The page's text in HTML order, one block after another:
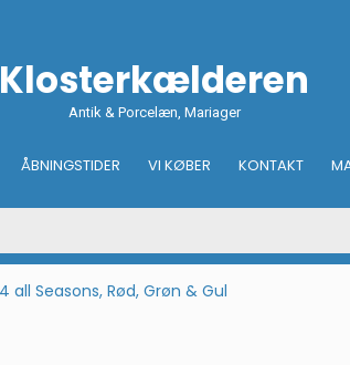
Klosterkælderen
Antik & Porcelæn, Mariager
ÅBNINGSTIDER VI KØBER KONTAKT
all Seasons, Rød, Grøn & Gul